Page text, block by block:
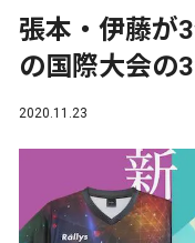
張本・伊藤が
の国際大会の
2020.11.23